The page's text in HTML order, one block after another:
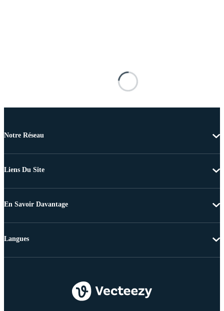
Notre Réseau
Liens Du Site
En Savoir Davantage
Langues